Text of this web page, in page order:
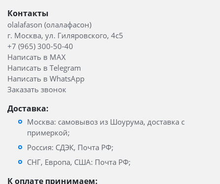
Контакты
olalafason (олалафасон)
г. Москва, ул. Гиляровского, 4с5
+7 (965) 300-50-40
Написать в MAX
Написать в Telegram
Написать в WhatsApp
Заказать звонок
Доставка:
Москва: самовывоз из Шоурума, доставка с
примеркой;
Россия: СДЭК, Почта РФ;
СНГ, Европа, США: Почта РФ;
К оплате принимаем: